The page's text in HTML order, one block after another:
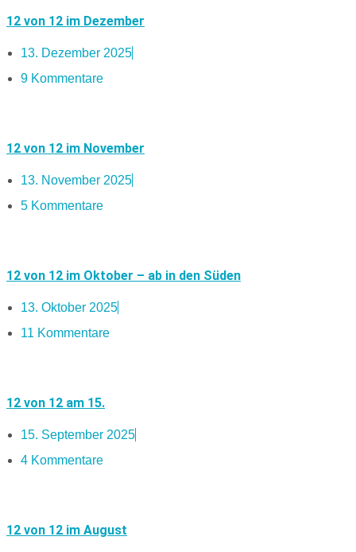
12 von 12 im Dezember
13. Dezember 2025
9 Kommentare
12 von 12 im November
13. November 2025
5 Kommentare
12 von 12 im Oktober – ab in den Süden
13. Oktober 2025
11 Kommentare
12 von 12 am 15.
15. September 2025
4 Kommentare
12 von 12 im August